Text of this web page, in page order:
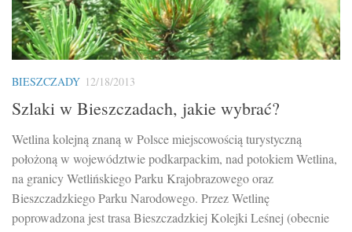
BIESZCZADY 12/18/2013
Szlaki w Bieszczadach, jakie wybrać?
Wetlina kolejną znaną w Polsce miejscowością turystyczną
położoną w województwie podkarpackim, nad potokiem Wetlina,
na granicy Wetlińskiego Parku Krajobrazowego oraz
Bieszczadzkiego Parku Narodowego. Przez Wetlinę
poprowadzona jest trasa Bieszczadzkiej Kolejki Leśnej (obecnie